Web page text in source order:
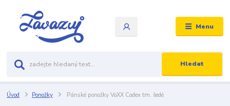
Menu
Hledat
Úvod Ponožky Pánské ponožky VoXX Codex tm. šedé